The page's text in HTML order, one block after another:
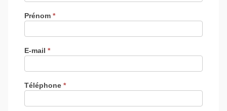
Prénom *
E-mail *
Téléphone *